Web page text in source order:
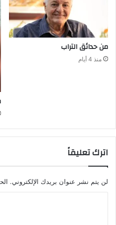
من‭ ‬حدائق‭ ‬التراب
منذ 4 أيام
اترك تعليقاً
لن يتم نشر عنوان بريدك الإلكتروني.